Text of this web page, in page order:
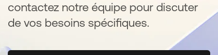
contactez notre équipe pour discuter
de vos besoins spécifiques.